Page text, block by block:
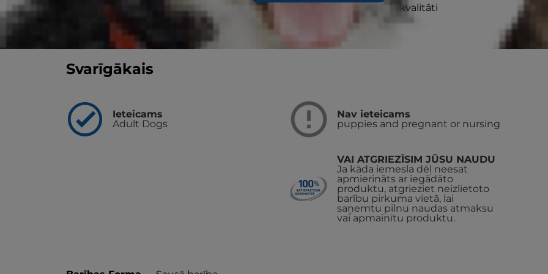
Garšīgs, klīniski pierādīts uzturs, kas atbalsta ilgāku un labāku dzīves kvalitāti
Atrast veikalu / veterinārārstu
Svarīgākais
Ieteicams
Adult Dogs
Nav ieteicams
puppies and pregnant or nursing
VAI ATGRIEZĪSIM JŪSU NAUDU
Ja kāda iemesla dēļ neesat
apmierināts ar iegādāto
produktu, atgrieziet neizlietoto
barību pirkuma vietā, lai
saņemtu pilnu naudas atmaksu
vai apmainītu produktu.